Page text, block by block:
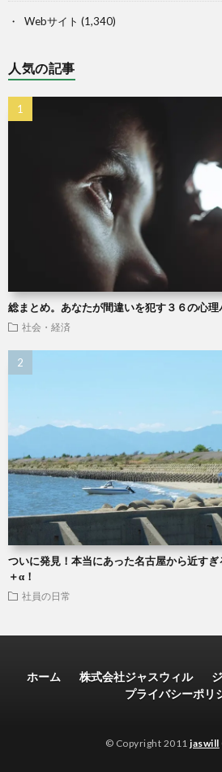
Webサイト (1,340)
人気の記事
総まとめ。あなたが間違いを犯す３６の心理
社会・経済
ついに発見！本当にあった名古屋から近す
＋α！
社員の日常
ホーム 株式会社ジャスウィル
プライバシーポリ
© Copyright 2011jaswill